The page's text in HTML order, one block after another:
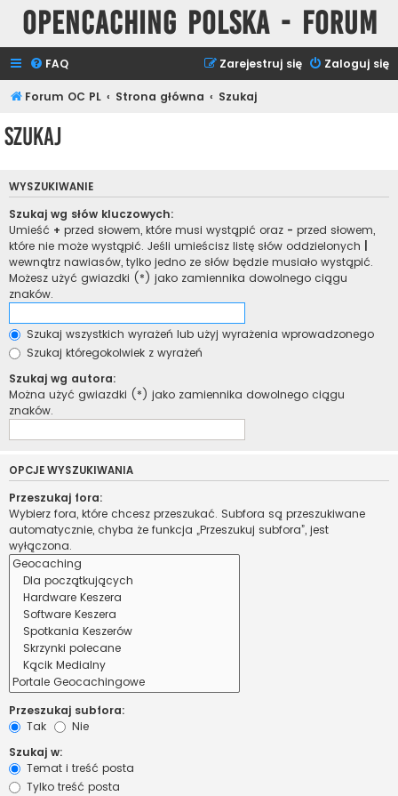
Opencaching Polska - Forum
FAQ Zaloguj się
Zarejestruj się
Forum OC PL Strona główna Szukaj
Szukaj
WYSZUKIWANIE
Szukaj wg słów kluczowych:
Umieść + przed słowem, które musi wystąpić oraz - przed słowem,
które nie może wystąpić. Jeśli umieścisz listę słów oddzielonych
wewnątrz nawiasów, tylko jedno ze słów będzie musiało wystąpić.
Możesz użyć gwiazdki (*) jako zamiennika dowolnego ciągu
znaków.
Szukaj wszystkich wyrażeń lub użyj wyrażenia wprowadzonego
Szukaj któregokolwiek z wyrażeń
Szukaj wg autora:
Można użyć gwiazdki (*) jako zamiennika dowolnego ciągu
znaków.
OPCJE WYSZUKIWANIA
Przeszukaj fora:
Wybierz fora, które chcesz przeszukać. Subfora są przeszukiwane
automatycznie, chyba że funkcja „Przeszukuj subfora”, jest
wyłączona.
Przeszukaj subfora:
Tak
Nie
Szukaj w:
Temat i treść posta
Tylko treść posta